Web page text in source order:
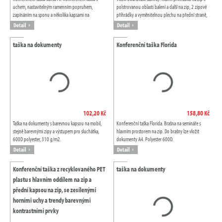
uchem, nastavitelným ramenním popruhem,
zapínáním na sponu a několika kapsami na
dokumenty. Polyester 600D.
Detail
polstrovanou oblasti balení a další na zip, 2 zipové
přihrádky a vyměnitelnou plechu na přední straně,
adresa kapsa na zadní straně,...
Detail
taška na dokumenty
102,20 Kč
Taška na dokumenty s barevnou kapsou na mobil,
stejně barevnými zipy a výstupem pro sluchátka,
600D polyester, 310 g/m2.
Detail
Konferenční taška Florida
158,80 Kč
Konferenční taška Florida. Brašna na semináře s
hlavním prostorem na zip. Do brašny lze vložit
dokumenty A4. Polyester 600D.
Detail
Konferenční taška z recyklovaného PET
plastu s hlavním oddílem na zip a
přední kapsou na zip, se zesílenými
horními uchy a trendy barevnými
kontrastními prvky
taška na dokumenty